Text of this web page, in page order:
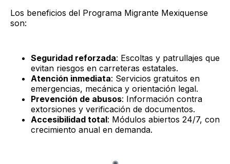
Los beneficios del Programa Migrante Mexiquense
son:
Seguridad reforzada: Escoltas y patrullajes que
evitan riesgos en carreteras estatales.
Atención inmediata: Servicios gratuitos en
emergencias, mecánica y orientación legal.
Prevención de abusos: Información contra
extorsiones y verificación de documentos.
Accesibilidad total: Módulos abiertos 24/7, con
crecimiento anual en demanda.